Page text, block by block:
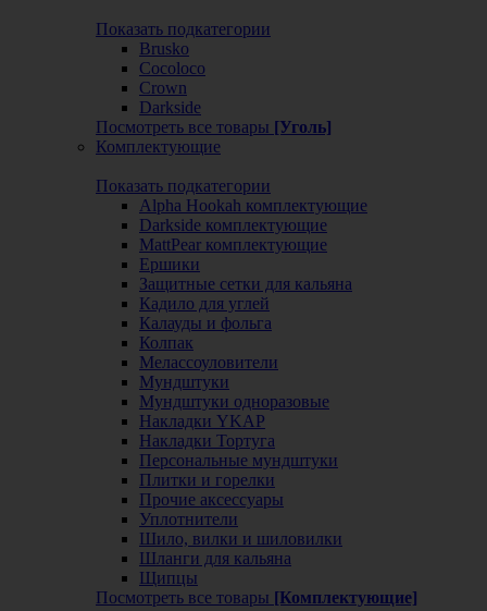
Показать подкатегории
Brusko
Cocoloco
Crown
Darkside
Посмотреть все товары [Уголь]
Комплектующие
Показать подкатегории
Alpha Hookah комплектующие
Darkside комплектующие
MattPear комплектующие
Ершики
Защитные сетки для кальяна
Кадило для углей
Калауды и фольга
Колпак
Мелассоуловители
Мундштуки
Мундштуки одноразовые
Накладки YKAP
Накладки Тортуга
Персональные мундштуки
Плитки и горелки
Прочие аксессуары
Уплотнители
Шило, вилки и шиловилки
Шланги для кальяна
Щипцы
Посмотреть все товары [Комплектующие]